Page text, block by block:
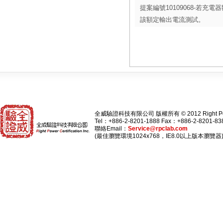
提案編號10109068-若充電
該額定輸出電流測試。
全威驗證科技有限公司 版權所有 © 2012 Right
Tel：+886-2-8201-1888 Fax：+886-2-8201-
聯絡Email： Service@rpclab.com
(最佳瀏覽環境1024x768，IE8.0以上版本瀏覽器)